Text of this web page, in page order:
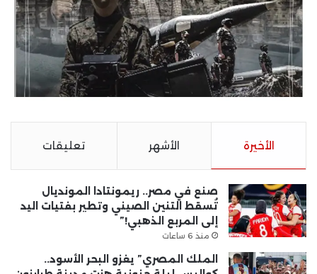
الأخيرة الأشهر تعليقات
صنع في مصر.. ريمونتادا المونديال
تُسقط التنين الصيني وتطير بفتيات اليد
إلى المربع الذهبي!”
منذ 6 ساعات
الملك المصري” يغزو البحر الأسود..